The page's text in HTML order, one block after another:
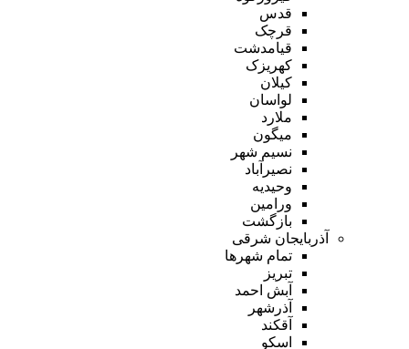
قدس
قرچک
قیامدشت
کهریزک
کیلان
لواسان
ملارد
میگون
نسیم شهر
نصیرآباد
وحیدیه
ورامین
بازگشت
آذربایجان شرقی
تمام شهر‌ها
تبریز
آبش احمد
آذرشهر
آقکند
اسکو